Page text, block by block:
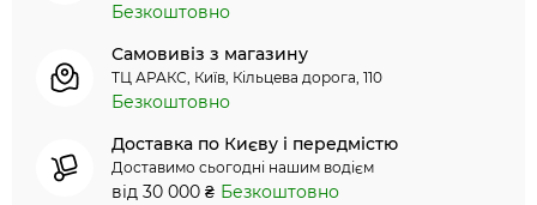
Безкоштовно
Самовивіз з магазину
ТЦ АРАКС, Київ, Кільцева дорога, 110
Безкоштовно
Доставка по Києву і передмістю
Доставимо сьогодні нашим водієм
від 30 000 ₴ Безкоштовно